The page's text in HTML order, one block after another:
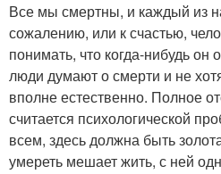
Все мы смертны, и каждый из
сожалению, или к счастью,
понимать, что когда-нибудь он
люди думают о смерти и не
вполне естественно. Полное
считается психологической
всем, здесь должна быть
умереть мешает жить, с ней